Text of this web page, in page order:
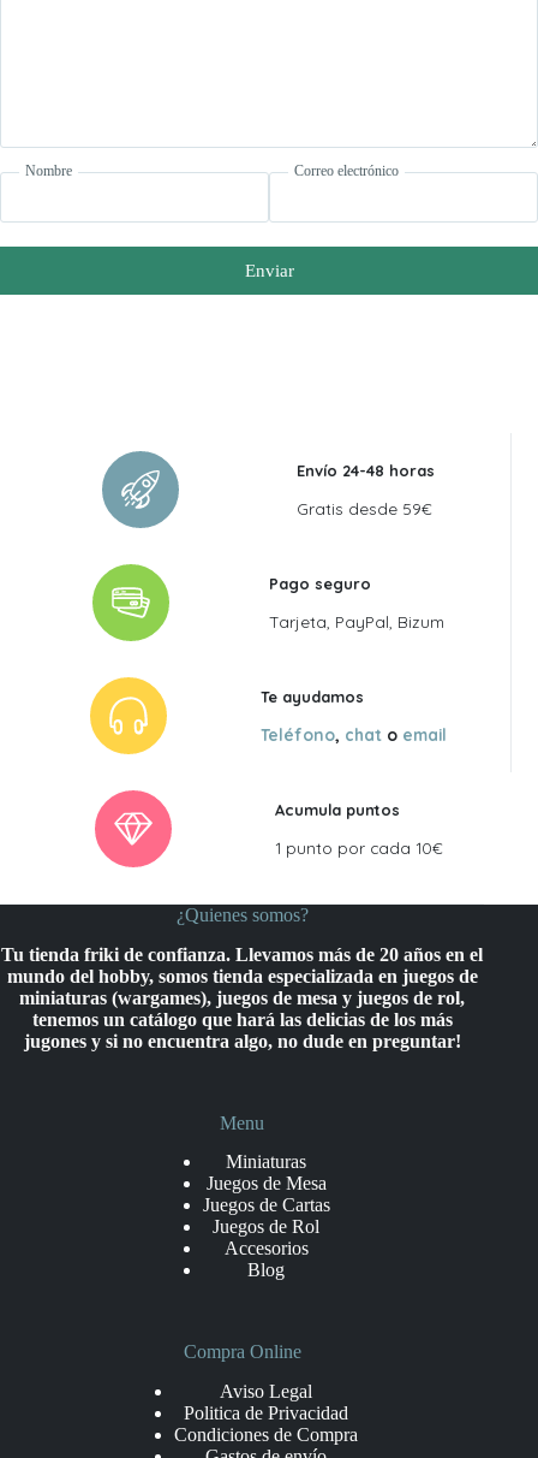
Nombre Correo electrónico
Enviar
Envío 24-48 horas
Gratis desde 59€
Pago seguro
Tarjeta, PayPal, Bizum
Te ayudamos
Teléfono, chat o email
Acumula puntos
1 punto por cada 10€
¿Quienes somos?
Tu tienda friki de confianza. Llevamos más de 20 años en el
mundo del hobby, somos tienda especializada en juegos de
miniaturas (wargames), juegos de mesa y juegos de rol,
tenemos un catálogo que hará las delicias de los más
jugones y si no encuentra algo, no dude en preguntar!
Menu
Miniaturas
Juegos de Mesa
Juegos de Cartas
Juegos de Rol
Accesorios
Blog
Compra Online
Aviso Legal
Politica de Privacidad
Condiciones de Compra